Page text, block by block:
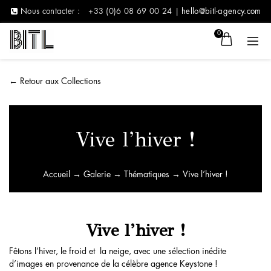
Nous contacter : +33 (0)6 08 69 00 24 | hello@bitl-agency.com
0
← Retour aux Collections
Vive l’hiver !
Accueil → Galerie → Thématiques → Vive l’hiver !
Vive l’hiver !
Fêtons l’hiver, le froid et la neige, avec une sélection inédite
d’images en provenance de la célèbre agence Keystone !